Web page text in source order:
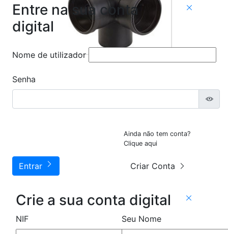
Entre na sua conta
digital
Nome de utilizador
Senha
Entrar
Ainda não tem conta?
Clique aqui
Criar Conta
Crie a sua conta digital
NIF Seu Nome